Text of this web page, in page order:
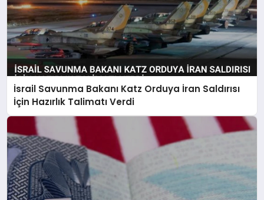
İsrail Savunma Bakanı Katz Orduya İran Saldırısı
İçin Hazırlık Talimatı Verdi